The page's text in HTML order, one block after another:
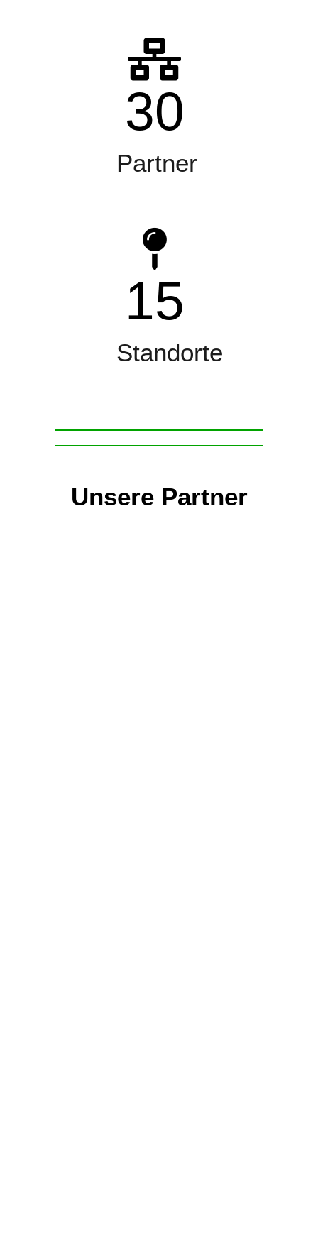
30
Partner
15
Standorte
Unsere Partner